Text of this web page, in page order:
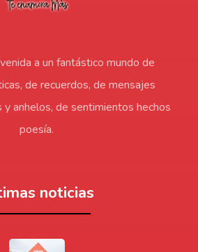
a un fantástico mundo de
de recuerdos, de mensajes
anhelos, de sentimientos hechos
poesía.
noticias